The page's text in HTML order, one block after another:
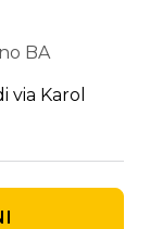
BA
via Karol